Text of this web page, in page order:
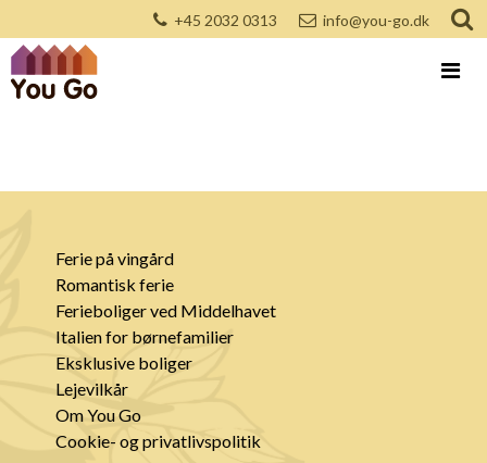
+45 2032 0313 info@you-go.dk
Ferie på vingård
Romantisk ferie
Ferieboliger ved Middelhavet
Italien for børnefamilier
Eksklusive boliger
Lejevilkår
Om You Go
Cookie- og privatlivspolitik